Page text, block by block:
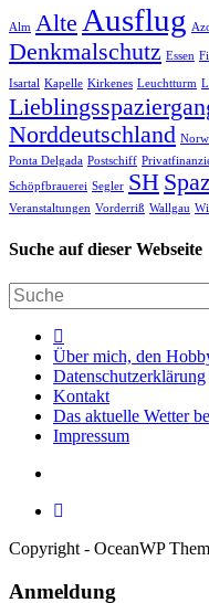
Alm Alte Ausflug
Denkmalschutz Essen
Isartal Kapelle Kirkenes Leuchtturm
Norddeutschland
Ponta Delgada Postschiff
Schöpfbrauerei Segler SH
Veranstaltungen Vorderriß Wallgau
Suche auf dieser Webseite
Über mich, den
Datenschutzerklärung
Kontakt
Das aktuelle Wetter
Impressum
Copyright - OceanWP
Anmeldung